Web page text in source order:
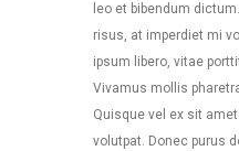
leo et bibendum
risus, at imperdiet mi
ipsum libero, vitae
Vivamus mollis
Quisque vel ex sit
volutpat. Donec purus